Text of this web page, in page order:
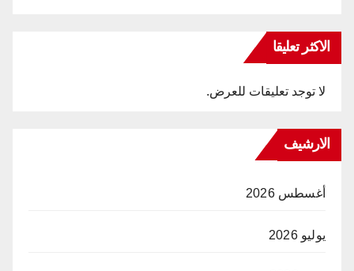
الاكثر تعليقا
لا توجد تعليقات للعرض.
الارشيف
أغسطس 2026
يوليو 2026